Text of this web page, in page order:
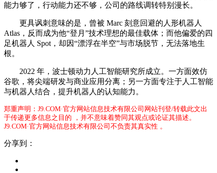
能力够了，行动能力还不够，公司的路线调转特别漫长。
更具讽刺意味的是，曾被 Marc 刻意回避的人形机器人
Atlas，反而成为他“登月”技术理想的最佳载体；而他偏爱的四
足机器人 Spot，却因“漂浮在半空”与市场脱节，无法落地生
根。
2022 年，波士顿动力人工智能研究所成立。一方面效仿
谷歌，将尖端研发与商业应用分离；另一方面专注于人工智能
与机器人结合，提升机器人的认知能力。
郑重声明：J9.COM·官方网站信息技术有限公司网站刊登/转载此文出
于传递更多信息之目的 ，并不意味着赞同其观点或论证其描述。
J9.COM·官方网站信息技术有限公司不负责其真实性 。
分享到：